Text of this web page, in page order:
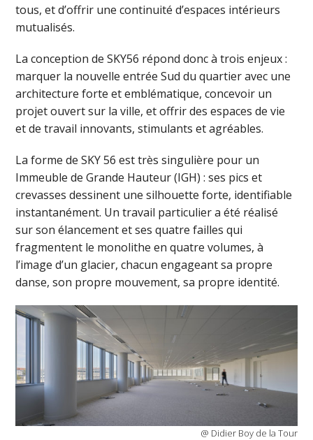
tous, et d’offrir une continuité d’espaces intérieurs
mutualisés.
La conception de SKY56 répond donc à trois enjeux :
marquer la nouvelle entrée Sud du quartier avec une
architecture forte et emblématique, concevoir un
projet ouvert sur la ville, et offrir des espaces de vie
et de travail innovants, stimulants et agréables.
La forme de SKY 56 est très singulière pour un
Immeuble de Grande Hauteur (IGH) : ses pics et
crevasses dessinent une silhouette forte, identifiable
instantanément. Un travail particulier a été réalisé
sur son élancement et ses quatre failles qui
fragmentent le monolithe en quatre volumes, à
l’image d’un glacier, chacun engageant sa propre
danse, son propre mouvement, sa propre identité.
@ Didier Boy de la Tour